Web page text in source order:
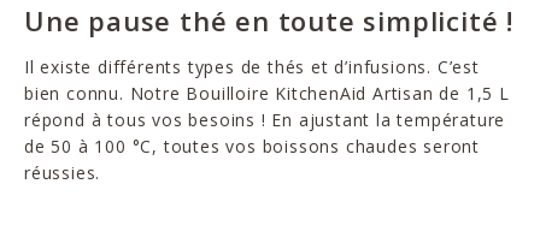
Une pause thé en toute simplicité !
Il existe différents types de thés et d’infusions. C’est
bien connu. Notre Bouilloire KitchenAid Artisan de 1,5 L
répond à tous vos besoins ! En ajustant la température
de 50 à 100 °C, toutes vos boissons chaudes seront
réussies.